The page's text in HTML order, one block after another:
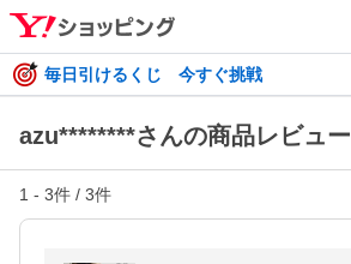
毎日引けるくじ 今すぐ挑戦
azu********さんの商品レビュー
1 - 3件 / 3件